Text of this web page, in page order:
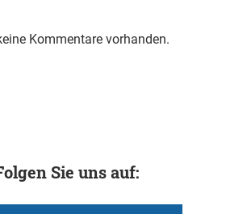
Kommentare vorhanden.
Sie uns auf: